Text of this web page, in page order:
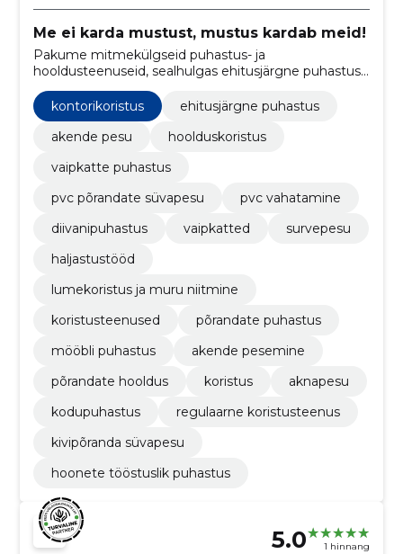
Me ei karda mustust, mustus kardab meid!
Pakume mitmekülgseid puhastus- ja
hooldusteenuseid, sealhulgas ehitusjärgne puhastus,
hooldus, pehme mööbli puhastus ning üldine
hoolduskoristus, tagades puhtuse, kvaliteedi ja
rahulolu.
kontorikoristus
ehitusjärgne puhastus
akende pesu
hoolduskoristus
vaipkatte puhastus
pvc põrandate süvapesu
pvc vahatamine
diivanipuhastus
vaipkatted
survepesu
haljastustööd
lumekoristus ja muru niitmine
koristusteenused
põrandate puhastus
mööbli puhastus
akende pesemine
põrandate hooldus
koristus
aknapesu
kodupuhastus
regulaarne koristusteenus
kivipõranda süvapesu
hoonete tööstuslik puhastus
5.0 1 hinnang